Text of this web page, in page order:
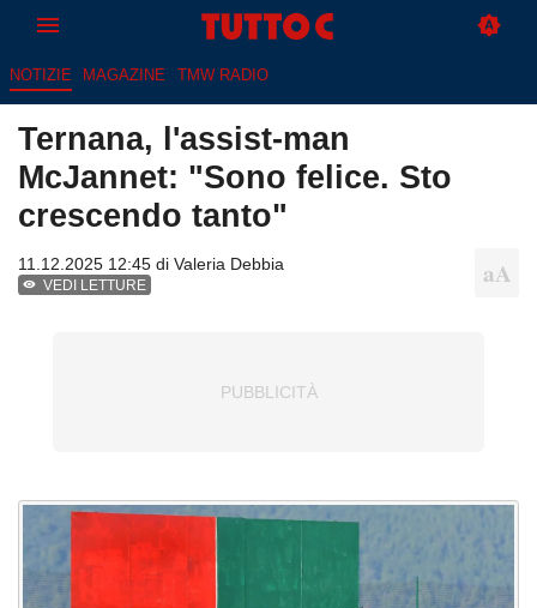
NOTIZIE MAGAZINE TMW RADIO
Ternana, l'assist-man
McJannet: "Sono felice. Sto
crescendo tanto"
11.12.2025 12:45 di Valeria Debbia
VEDI LETTURE